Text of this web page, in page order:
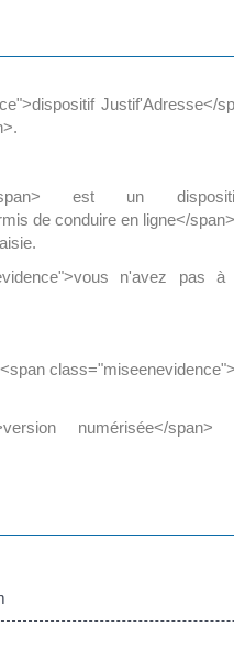
Justif'Adresse</
span> est un
de conduire en ligne</
n'avez pas
numérisée</